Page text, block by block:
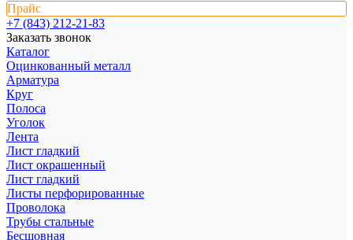
Прайс
+7 (843) 212-21-83
Заказать звонок
Каталог
Оцинкованный металл
Арматура
Круг
Полоса
Уголок
Лента
Лист гладкий
Лист окрашенный
Лист гладкий
Листы перфорированные
Проволока
Трубы стальные
Бесшовная